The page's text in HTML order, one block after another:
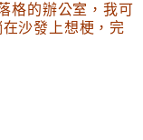
格的辦公室 ，我可
在沙發上想梗 ，完